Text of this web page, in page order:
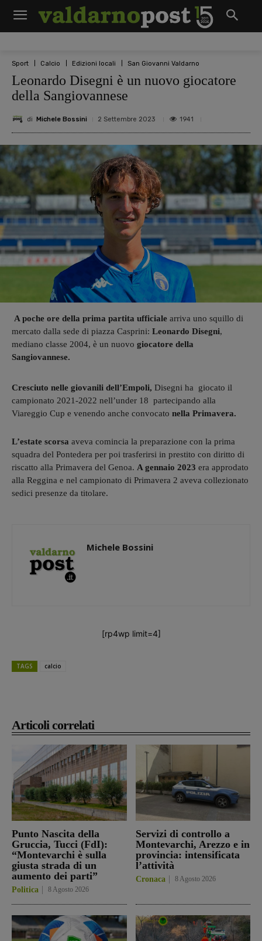
Sport Calcio Edizioni locali San Giovanni Valdarno
Leonardo Disegni è un nuovo giocatore
della Sangiovannese
di Michele Bossini 2 Settembre 2023 1941
Articoli correlati
Punto Nascita della
Gruccia, Tucci (FdI):
“Montevarchi è sulla
giusta strada di un
aumento dei parti”
Politica 8 Agosto 2026
Servizi di controllo a
Montevarchi, Arezzo e in
provincia: intensificata
l’attività
Cronaca 8 Agosto 2026
A poche ore della prima partita ufficiale arriva uno squillo di
mercato dalla sede di piazza Casprini: Leonardo Disegni,
mediano classe 2004, è un nuovo giocatore della
Sangiovannese.
Cresciuto nelle giovanili dell’Empoli, Disegni ha giocato il
campionato 2021-2022 nell’under 18 partecipando alla
Viareggio Cup e venendo anche convocato nella Primavera.
L’estate scorsa aveva comincia la preparazione con la prima
squadra del Pontedera per poi trasferirsi in prestito con diritto di
riscatto alla Primavera del Genoa. A gennaio 2023 era approdato
alla Reggina e nel campionato di Primavera 2 aveva collezionato
sedici presenze da titolare.
Michele Bossini
[rp4wp limit=4]
TAGS calcio